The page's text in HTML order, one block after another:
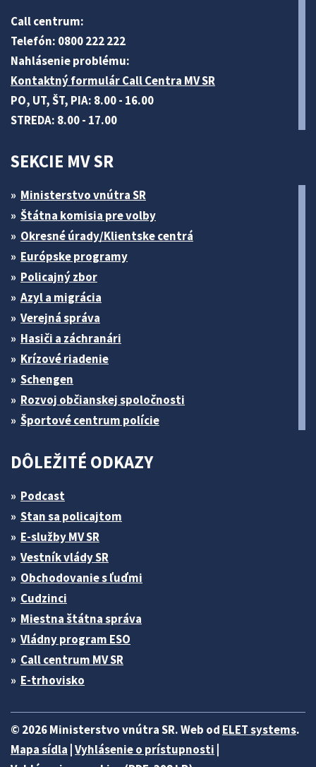
Call centrum:
Telefón: 0800 222 222
Nahlásenie problému:
Kontaktný formulár Call Centra MV SR
PO, UT, ŠT, PIA: 8.00 - 16.00
STREDA: 8.00 - 17.00
SEKCIE MV SR
Ministerstvo vnútra SR
Štátna komisia pre volby
Okresné úrady/Klientske centrá
Európske programy
Policajný zbor
Azyl a migrácia
Verejná správa
Hasiči a záchranári
Krízové riadenie
Schengen
Rozvoj občianskej spoločnosti
Športové centrum polície
DÔLEŽITÉ ODKAZY
Podcast
Stan sa policajtom
E-služby MV SR
Vestník vlády SR
Obchodovanie s ľuďmi
Cudzinci
Miestna štátna správa
Vládny program ESO
Call centrum MV SR
E-trhovisko
© 2026 Ministerstvo vnútra SR. Web od ELET systems.
Mapa sídla Vyhlásenie o prístupnosti